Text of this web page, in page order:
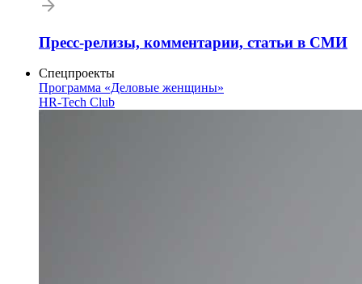
Пресс-релизы, комментарии, статьи в СМИ
Спецпроекты
Программа «Деловые женщины»
HR-Tech Club